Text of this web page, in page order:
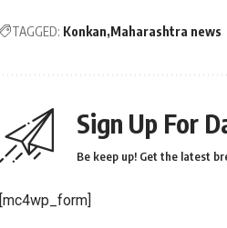
TAGGED: Konkan Maharashtra news
Sign Up For
Be keep up! Get the latest
[mc4wp_form]